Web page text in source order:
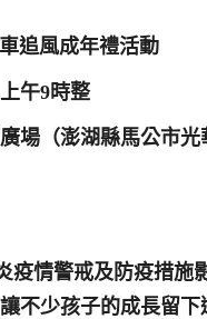
追風成年禮活動
午9時整
場 （澎湖縣馬公市光
疫情警戒及防疫措施
不少孩子的成長留下